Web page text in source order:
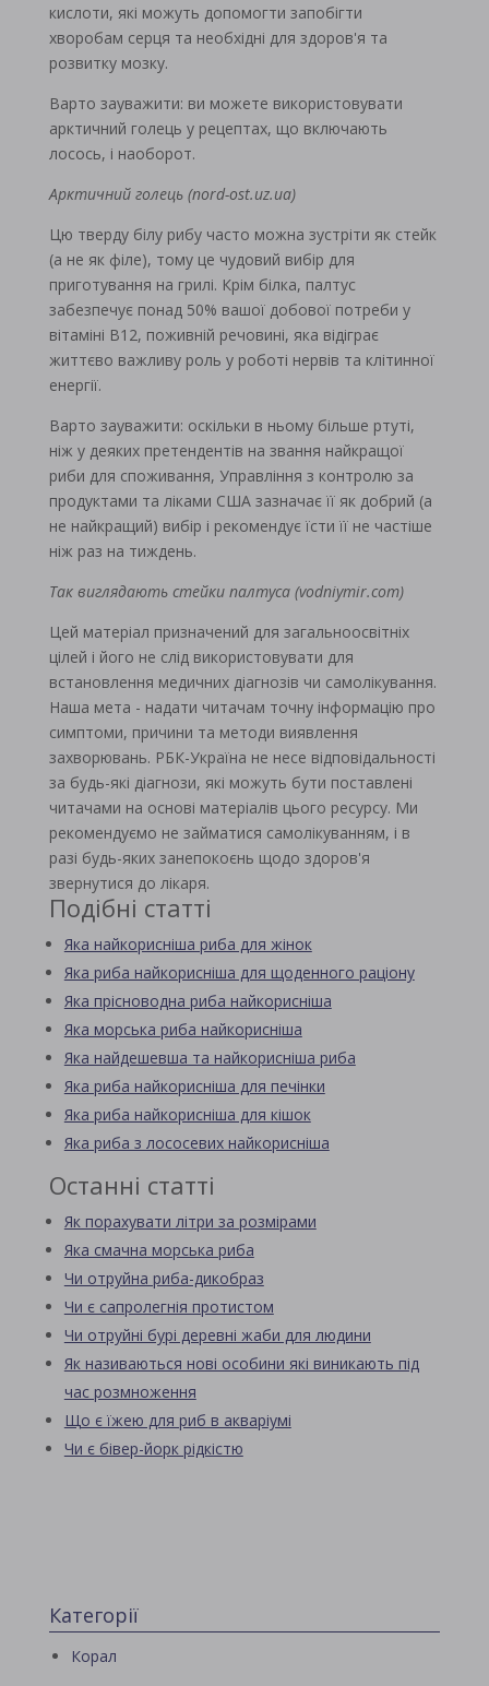
кислоти, які можуть допомогти запобігти
хворобам серця та необхідні для здоров'я та
розвитку мозку.
Варто зауважити: ви можете використовувати
арктичний голець у рецептах, що включають
лосось, і наоборот.
Арктичний голець (nord-ost.uz.ua)
Цю тверду білу рибу часто можна зустріти як стейк
(а не як філе), тому це чудовий вибір для
приготування на грилі. Крім білка, палтус
забезпечує понад 50% вашої добової потреби у
вітаміні B12, поживній речовині, яка відіграє
життєво важливу роль у роботі нервів та клітинної
енергії.
Варто зауважити: оскільки в ньому більше ртуті,
ніж у деяких претендентів на звання найкращої
риби для споживання, Управління з контролю за
продуктами та ліками США зазначає її як добрий (а
не найкращий) вибір і рекомендує їсти її не частіше
ніж раз на тиждень.
Так виглядають стейки палтуса (vodniymir.com)
Цей матеріал призначений для загальноосвітніх
цілей і його не слід використовувати для
встановлення медичних діагнозів чи самолікування.
Наша мета - надати читачам точну інформацію про
симптоми, причини та методи виявлення
захворювань. РБК-Україна не несе відповідальності
за будь-які діагнози, які можуть бути поставлені
читачами на основі матеріалів цього ресурсу. Ми
рекомендуємо не займатися самолікуванням, і в
разі будь-яких занепокоєнь щодо здоров'я
звернутися до лікаря.
Подібні статті
Яка найкорисніша риба для жінок
Яка риба найкорисніша для щоденного раціону
Яка прісноводна риба найкорисніша
Яка морська риба найкорисніша
Яка найдешевша та найкорисніша риба
Яка риба найкорисніша для печінки
Яка риба найкорисніша для кішок
Яка риба з лососевих найкорисніша
Останні статті
Як порахувати літри за розмірами
Яка смачна морська риба
Чи отруйна риба-дикобраз
Чи є сапролегнія протистом
Чи отруйні бурі деревні жаби для людини
Як називаються нові особини які виникають під
час розмноження
Що є їжею для риб в акваріумі
Чи є бівер-йорк рідкістю
Категорії
Корал